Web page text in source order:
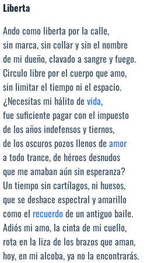
Liberta
Ando como liberta por la calle,
sin marca, sin collar y sin el nombre
de mi dueño, clavado a sangre y fuego.
Circulo libre por el cuerpo que amo,
sin limitar el tiempo ni el espacio.
¿Necesitas mi hálito de vida,
fue suficiente pagar con el impuesto
de los años indefensos y tiernos,
de los oscuros pozos llenos de amor
a todo trance, de héroes desnudos
que me amaban aún sin esperanza?
Un tiempo sin cartílagos, ni huesos,
que se deshace espectral y amarillo
como el recuerdo de un antiguo baile.
Adiós mi amo, la cinta de mi cuello,
rota en la liza de los brazos que aman,
hoy, en mi alcoba, ya no la encontrarás.